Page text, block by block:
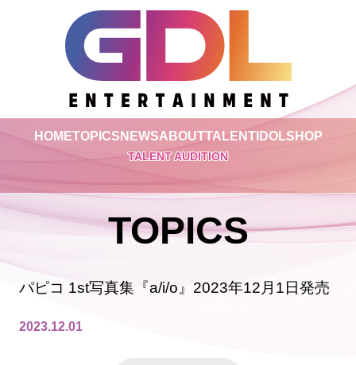
HOMETOPICS NEWSABOUTTALENTIDOLSHOP
TALENT AUDITION
TOPICS
パピコ 1st写真集『a/i/o』2023年12月1日発売
2023.12.01